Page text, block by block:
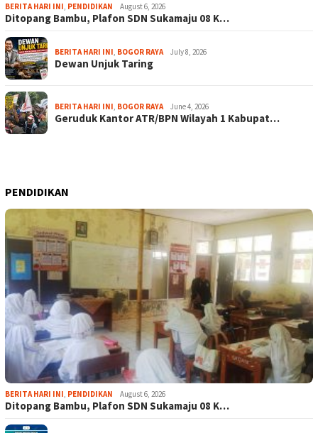
BERITA HARI INI, PENDIDIKAN August 6, 2026
Ditopang Bambu, Plafon SDN Sukamaju 08 K…
BERITA HARI INI, BOGOR RAYA July 8, 2026
Dewan Unjuk Taring
BERITA HARI INI, BOGOR RAYA June 4, 2026
Geruduk Kantor ATR/BPN Wilayah 1 Kabupat…
PENDIDIKAN
BERITA HARI INI, PENDIDIKAN August 6, 2026
Ditopang Bambu, Plafon SDN Sukamaju 08 K…